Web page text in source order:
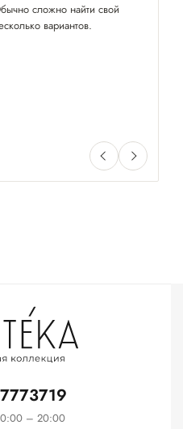
сложно найти свой
вариантов.
– 20:00